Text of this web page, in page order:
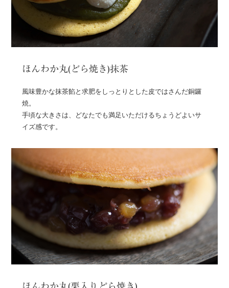
ほんわか丸(どら焼き)抹茶
風味豊かな抹茶餡と求肥をしっとりとした皮ではさんだ銅鑼
焼。
手頃な大きさは、どなたでも満足いただけるちょうどよいサ
イズ感です。
ほんわか丸(栗入りどら焼き)